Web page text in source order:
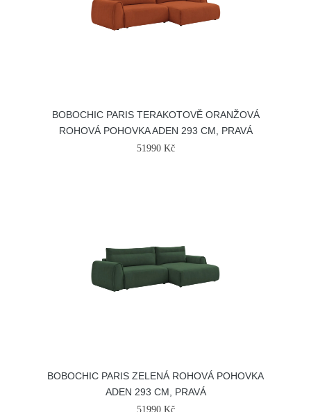
BOBOCHIC PARIS TERAKOTOVĚ ORANŽOVÁ
ROHOVÁ POHOVKA ADEN 293 CM, PRAVÁ
51990 Kč
BOBOCHIC PARIS ZELENÁ ROHOVÁ POHOVKA
ADEN 293 CM, PRAVÁ
51990 Kč